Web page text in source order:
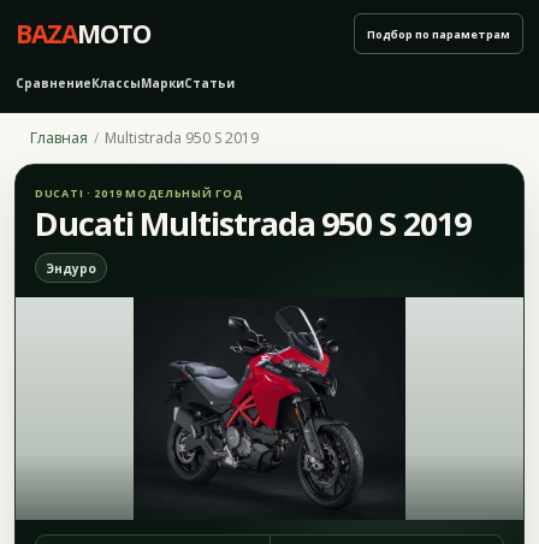
BAZAMOTO
СравнениеКлассыМаркиСтатьи
Подбор по параметрам
Главная Multistrada 950 S 2019
DUCATI · 2019 МОДЕЛЬНЫЙ ГОД
Ducati Multistrada 950 S 2019
Эндуро